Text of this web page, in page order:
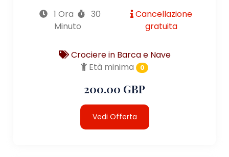
1 Ora
30
Minuto
Cancellazione
gratuita
Crociere in Barca e Nave
Età minima
0
200.00 GBP
Vedi Offerta